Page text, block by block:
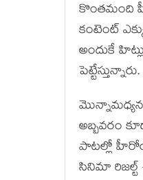
కొంతమంది
కంటెంట్
అందుకే
పెట్టేస్తున్నారు.
మొన్నామధ్యన
అబ్బవరం
పాటల్లో
సినిమా రిజల్ట్